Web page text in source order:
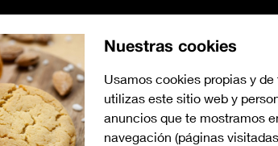
Nuestras cookies
Usamos cookies propias y
utilizas este sitio web y
anuncios que te mostramos
navegación (páginas